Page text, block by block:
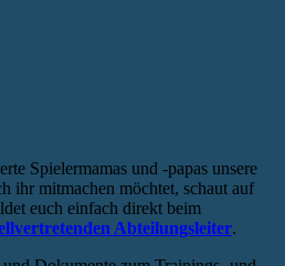
Spielermamas und -papas unsere
ihr mitmachen möchtet, schaut auf
euch einfach direkt beim
Abteilungsleiter.